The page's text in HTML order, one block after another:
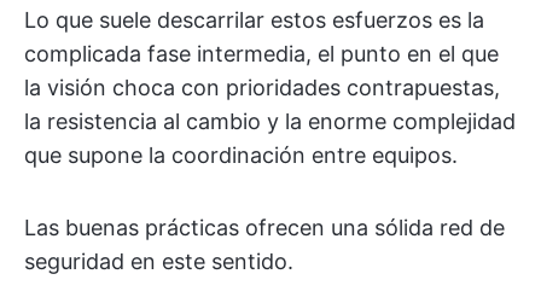
Lo que suele descarrilar estos esfuerzos es la
complicada fase intermedia, el punto en el que
la visión choca con prioridades contrapuestas,
la resistencia al cambio y la enorme complejidad
que supone la coordinación entre equipos.
Las buenas prácticas ofrecen una sólida red de
seguridad en este sentido.